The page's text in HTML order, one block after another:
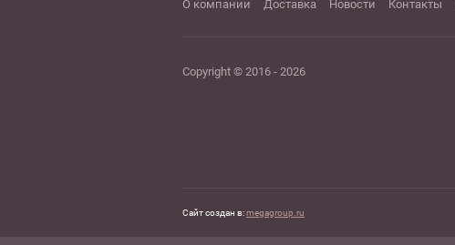
О компании Доставка Новости Контакты
Copyright © 2016 - 2026
Сайт создан в:megagroup.ru